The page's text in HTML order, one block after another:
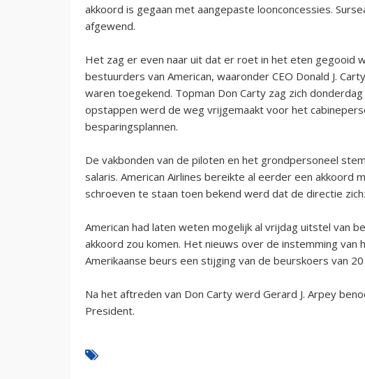
akkoord is gegaan met aangepaste loonconcessies.
afgewend.
Het zag er even naar uit dat er roet in het eten gegooid
bestuurders van American, waaronder CEO Donald J.
waren toegekend. Topman Don Carty zag zich
opstappen werd de weg vrijgemaakt voor het
besparingsplannen.
De vakbonden van de piloten en het grondpersoneel
salaris. American Airlines bereikte al eerder een akkoord
schroeven te staan toen bekend werd dat de directie
American had laten weten mogelijk al vrijdag uitstel van
akkoord zou komen. Het nieuws over de instemming
Amerikaanse beurs een stijging van de beurskoers van
Na het aftreden van Don Carty werd Gerard J. Arpey
President.